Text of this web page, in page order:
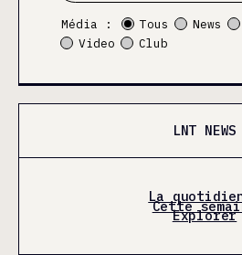
Média : Tous News
Video
Club
LNT NEWS
La
Cette
Explorer